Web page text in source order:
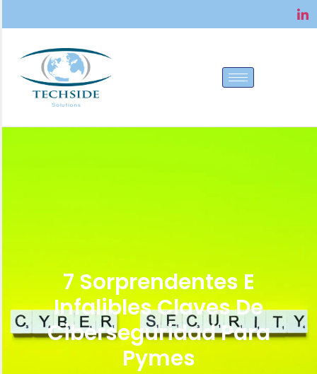
7 Sorprendentes E
Infalibles Claves De
Ciberseguridad Para
Pymes